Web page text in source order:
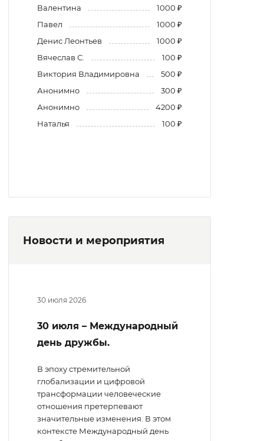
Валентина
1000 ₽
Павел
1000 ₽
Денис Леонтьев
1000 ₽
Вячеслав С.
100 ₽
Виктория Владимировна
500 ₽
Анонимно
300 ₽
Анонимно
4200 ₽
Наталья
100 ₽
Новости и мероприятия
30 июля 2026
30 июля – Международный
день дружбы.
В эпоху стремительной
глобализации и цифровой
трансформации человеческие
отношения претерпевают
значительные изменения. В этом
контексте Международный день